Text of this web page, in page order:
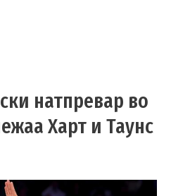
натпревар во
Харт и Таунс